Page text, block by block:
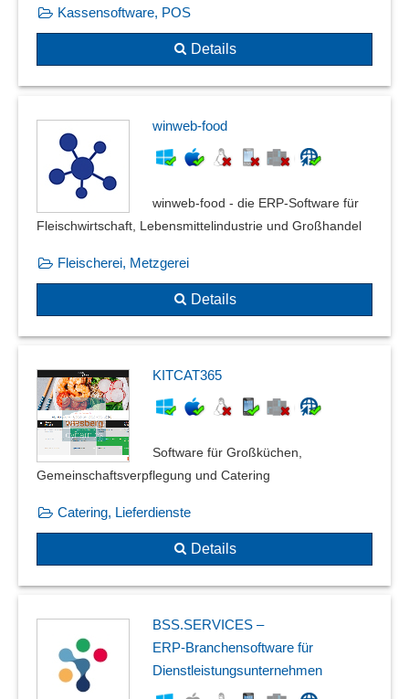
Kassensoftware, POS
Details
winweb-food
winweb-food - die ERP-Software für
Fleischwirtschaft, Lebensmittelindustrie und Großhandel
Fleischerei, Metzgerei
Details
KITCAT365
Software für Großküchen,
Gemeinschaftsverpflegung und Catering
Catering, Lieferdienste
Details
BSS.SERVICES –
ERP‑Branchensoftware für
Dienstleistungsunternehmen